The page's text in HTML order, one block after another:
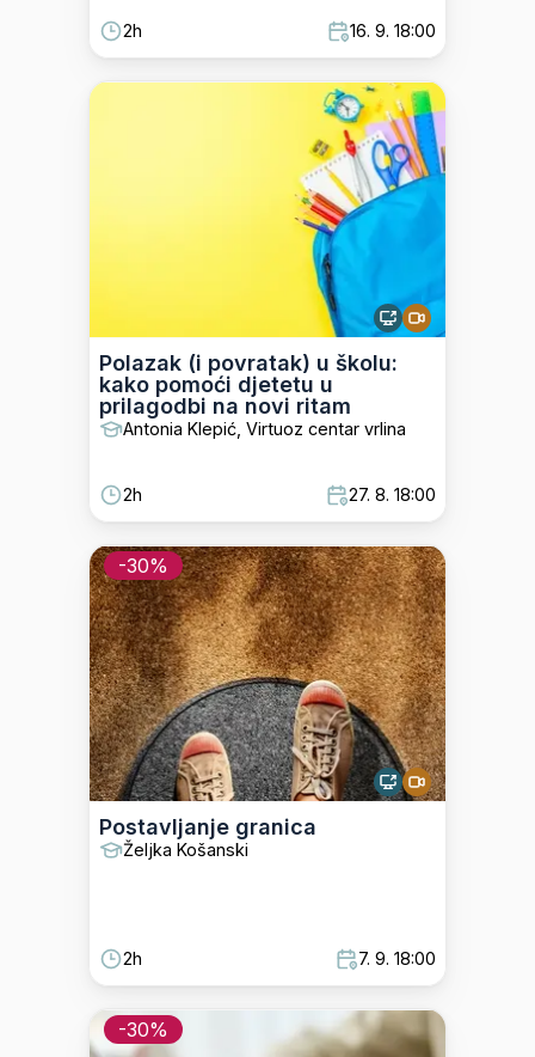
2h 16. 9. 18:00
Polazak (i povratak) u školu:
kako pomoći djetetu u
prilagodbi na novi ritam
Antonia Klepić, Virtuoz centar vrlina
2h 27. 8. 18:00
-30%
Postavljanje granica
Željka Košanski
2h 7. 9. 18:00
-30%